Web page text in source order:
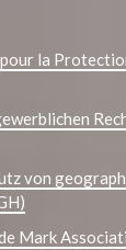
la
von
Mark